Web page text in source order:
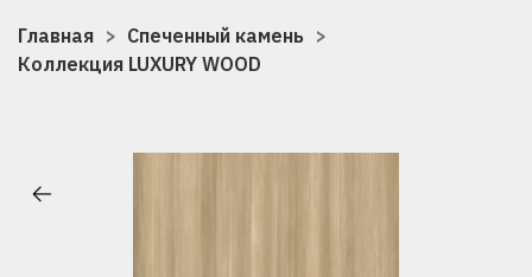
Главная
Спеченный камень
Коллекция LUXURY WOOD